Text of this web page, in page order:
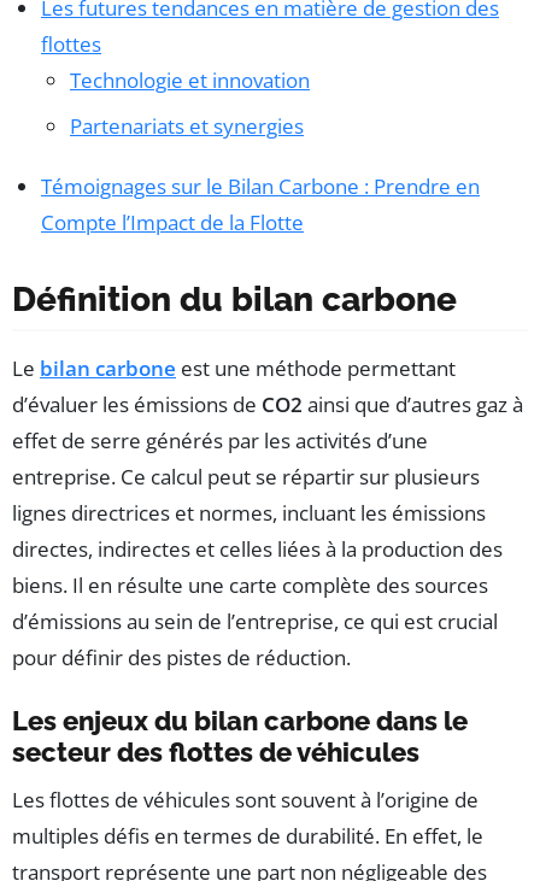
Les futures tendances en matière de gestion des
flottes
Technologie et innovation
Partenariats et synergies
Témoignages sur le Bilan Carbone : Prendre en
Compte l’Impact de la Flotte
Définition du bilan carbone
Le bilan carbone est une méthode permettant
d’évaluer les émissions de CO2 ainsi que d’autres gaz à
effet de serre générés par les activités d’une
entreprise. Ce calcul peut se répartir sur plusieurs
lignes directrices et normes, incluant les émissions
directes, indirectes et celles liées à la production des
biens. Il en résulte une carte complète des sources
d’émissions au sein de l’entreprise, ce qui est crucial
pour définir des pistes de réduction.
Les enjeux du bilan carbone dans le
secteur des flottes de véhicules
Les flottes de véhicules sont souvent à l’origine de
multiples défis en termes de durabilité. En effet, le
transport représente une part non négligeable des